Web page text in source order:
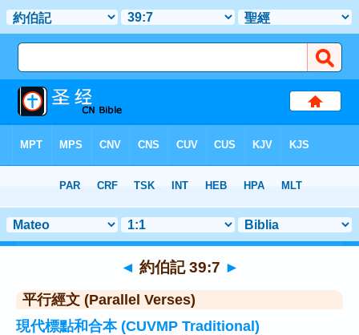
> 聖經金句 7
◄ 約伯記 39:7 ►
平行經文 (Parallel Verses)
現代標點和合本 (CUVMP Traditional)